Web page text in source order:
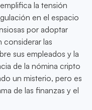
la tensión
en el espacio
por adoptar
considerar las
sus empleados y la
de la nómina cripto
un misterio, pero es
de las finanzas y el